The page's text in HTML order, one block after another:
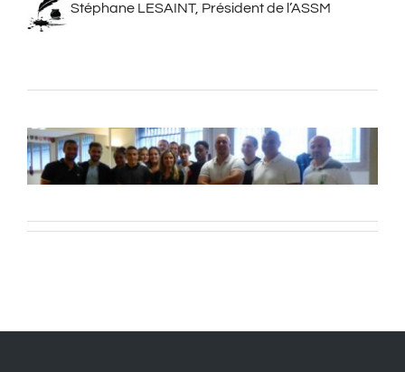
Stéphane LESAINT, Président de l’ASSM